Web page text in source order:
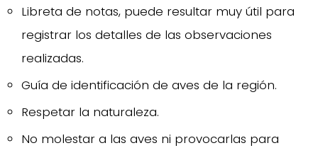
Libreta de notas, puede resultar muy útil para
registrar los detalles de las observaciones
realizadas.
Guía de identificación de aves de la región.
Respetar la naturaleza.
No molestar a las aves ni provocarlas para